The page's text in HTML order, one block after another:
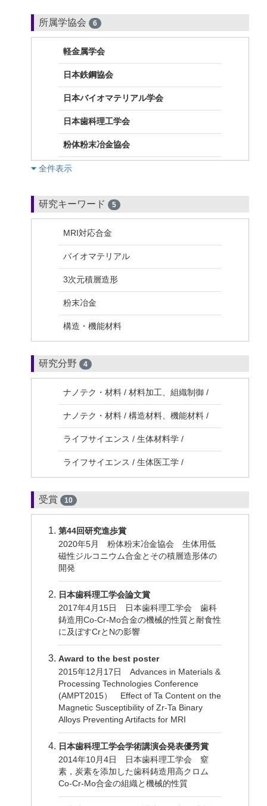
所属学協会 6
軽金属学会
日本鉄鋼協会
日本バイオマテリアル学会
日本歯科理工学会
粉体粉末冶金協会
︎全件表示
研究キーワード 5
MRI対応合金
バイオマテリアル
3次元積層造形
粉末冶金
構造・機能材料
研究分野 4
ナノテク・材料 / 材料加工、組織制御 /
ナノテク・材料 / 構造材料、機能材料 /
ライフサイエンス / 生体材料学 /
ライフサイエンス / 生体医工学 /
受賞 10
第44回研究進歩賞
2020年5月 粉体粉末冶金協会 生体用低
磁性ジルコニウム合金とその積層造形体の
開発
日本歯科理工学会論文賞
2017年4月15日 日本歯科理工学会 歯科
鋳造用Co-Cr-Mo合金の機械的性質と耐食性
に及ぼすCrとNの影響
Award to the best poster
2015年12月17日 Advances in Materials &
Processing Technologies Conference
(AMPT2015） Effect of Ta Content on the
Magnetic Susceptibility of Zr-Ta Binary
Alloys Preventing Artifacts for MRI
日本歯科理工学会学術講演会発表優秀賞
2014年10月4日 日本歯科理工学会 窒
素，炭素を添加した歯科鋳造用高クロム
Co-Cr-Mo合金の組織と機械的性質